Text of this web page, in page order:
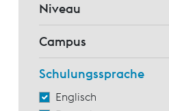
Niveau
Campus
Schulungssprache
Englisch